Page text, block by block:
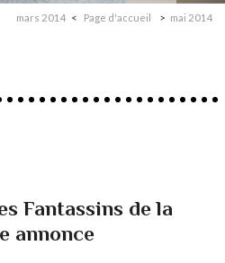
mars 2014 Page d'accueil mai 2014
Fantassins de la
annonce